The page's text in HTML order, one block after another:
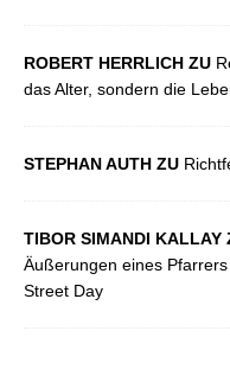
ROBERT HERRLICH ZU
das Alter, sondern die
STEPHAN AUTH ZU
TIBOR SIMANDI KALLAY
Äußerungen eines
Street Day